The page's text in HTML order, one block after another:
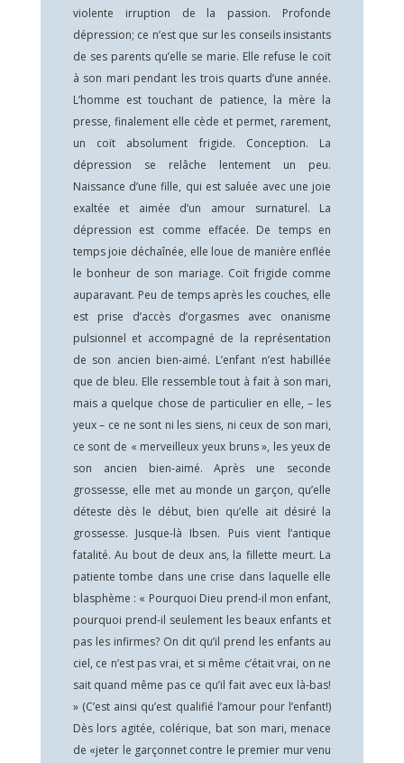
violente irruption de la passion. Profonde
dépression; ce n’est que sur les conseils insistants
de ses parents qu’elle se marie. Elle refuse le coït
à son mari pendant les trois quarts d’une année.
L’homme est touchant de patience, la mère la
presse, finalement elle cède et permet, rarement,
un coït absolument frigide. Conception. La
dépression se relâche lentement un peu.
Naissance d’une fille, qui est saluée avec une joie
exaltée et aimée d’un amour surnaturel. La
dépression est comme effacée. De temps en
temps joie déchaînée, elle loue de manière enflée
le bonheur de son mariage. Coït frigide comme
auparavant. Peu de temps après les couches, elle
est prise d’accès d’orgasmes avec onanisme
pulsionnel et accompagné de la représentation
de son ancien bien-aimé. L’enfant n’est habillée
que de bleu. Elle ressemble tout à fait à son mari,
mais a quelque chose de particulier en elle, – les
yeux – ce ne sont ni les siens, ni ceux de son mari,
ce sont de « merveilleux yeux bruns », les yeux de
son ancien bien-aimé. Après une seconde
grossesse, elle met au monde un garçon, qu’elle
déteste dès le début, bien qu’elle ait désiré la
grossesse. Jusque-là Ibsen. Puis vient l’antique
fatalité. Au bout de deux ans, la fillette meurt. La
patiente tombe dans une crise dans laquelle elle
blasphème : « Pourquoi Dieu prend-il mon enfant,
pourquoi prend-il seulement les beaux enfants et
pas les infirmes? On dit qu’il prend les enfants au
ciel, ce n’est pas vrai, et si même c’était vrai, on ne
sait quand même pas ce qu’il fait avec eux là-bas!
» (C’est ainsi qu’est qualifié l’amour pour l’enfant!)
Dès lors agitée, colérique, bat son mari, menace
de «jeter le garçonnet contre le premier mur venu